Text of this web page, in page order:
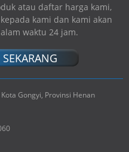
atau daftar harga kami,
kami dan kami akan
waktu 24 jam.
Gongyi, Provinsi Henan